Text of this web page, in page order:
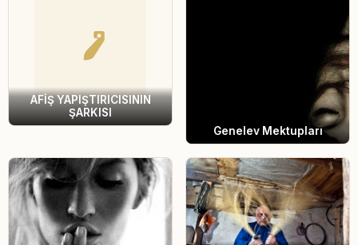
AFİŞ YAPIŞTIRICISININ
ŞARKISI
Genelev Mektupları